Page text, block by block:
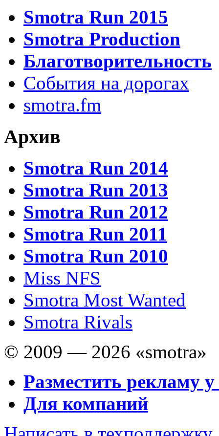
Smotra Run 2015
Smotra Production
Благотворительность
События на дорогах
smotra.fm
Архив
Smotra Run 2014
Smotra Run 2013
Smotra Run 2012
Smotra Run 2011
Smotra Run 2010
Miss NFS
Smotra Most Wanted
Smotra Rivals
© 2009 — 2026 «smotra»
Разместить рекламу у
Для компаний